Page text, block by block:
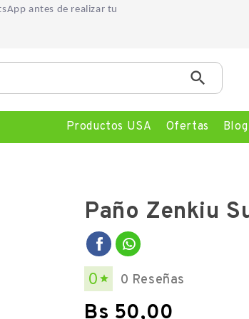
antes de realizar tu

Productos USA Ofertas Blog
Paño Zenkiu
0  0 Reseñas
Bs 50,00